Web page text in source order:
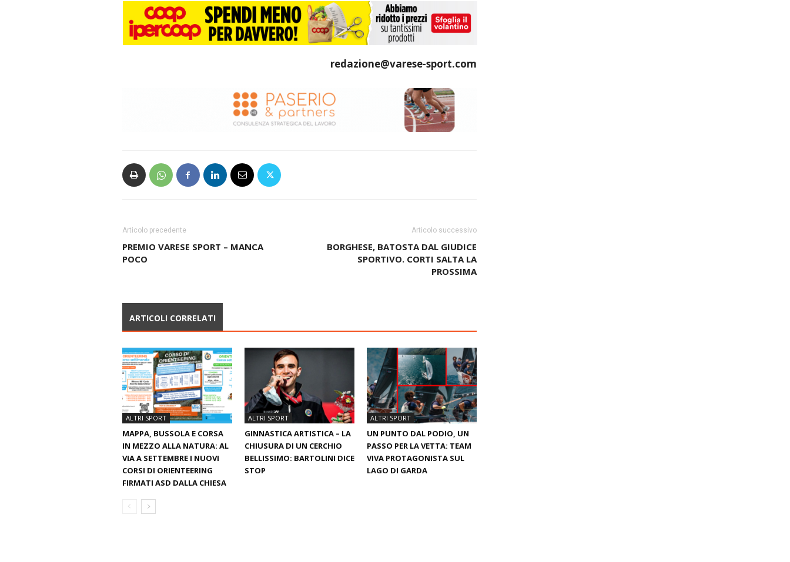
redazione@varese-sport.com
Articolo precedente
PREMIO VARESE SPORT – MANCA
POCO
Articolo successivo
BORGHESE, BATOSTA DAL GIUDICE
SPORTIVO. CORTI SALTA LA
PROSSIMA
ARTICOLI CORRELATI
ALTRI SPORT
MAPPA, BUSSOLA E CORSA
IN MEZZO ALLA NATURA: AL
VIA A SETTEMBRE I NUOVI
CORSI DI ORIENTEERING
FIRMATI ASD DALLA CHIESA
ALTRI SPORT
GINNASTICA ARTISTICA – LA
CHIUSURA DI UN CERCHIO
BELLISSIMO: BARTOLINI DICE
STOP
ALTRI SPORT
UN PUNTO DAL PODIO, UN
PASSO PER LA VETTA: TEAM
VIVA PROTAGONISTA SUL
LAGO DI GARDA